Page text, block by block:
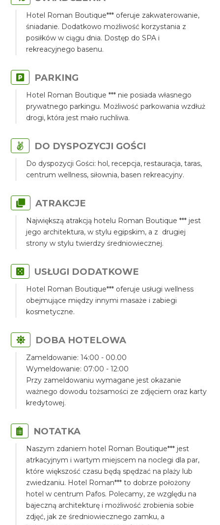
Hotel Roman Boutique*** oferuje zakwaterowanie,
śniadanie. Dodatkowo możliwość korzystania z
posiłków w ciągu dnia. Dostęp do SPA i
rekreacyjnego basenu.
PARKING
Hotel Roman Boutique *** nie posiada własnego
prywatnego parkingu. Możliwość parkowania wzdłuż
drogi, która jest mało ruchliwa.
DO DYSPOZYCJI GOŚCI
Do dyspozycji Gości: hol, recepcja, restauracja, taras,
centrum wellness, siłownia, basen rekreacyjny.
ATRAKCJE
Największą atrakcją hotelu Roman Boutique *** jest
jego architektura, w stylu egipskim, a z drugiej
strony w stylu twierdzy średniowiecznej.
USŁUGI DODATKOWE
Hotel Roman Boutique*** oferuje usługi wellness
obejmujące między innymi masaże i zabiegi
kosmetyczne.
DOBA HOTELOWA
Zameldowanie: 14:00 - 00.00
Wymeldowanie: 07:00 - 12:00
Przy zameldowaniu wymagane jest okazanie
ważnego dowodu tożsamości ze zdjęciem oraz karty
kredytowej.
NOTATKA
Naszym zdaniem hotel Roman Boutique*** jest
atrkacyjnym i wartym miejscem na noclegi dla par,
które większość czasu będą spędzać na plaży lub
zwiedzaniu. Hotel Roman*** to dobrze położony
hotel w centrum Pafos. Polecamy, ze względu na
bajeczną architekturę i możliwość zrobienia sobie
zdjęć, jak ze średniowiecznego zamku, a